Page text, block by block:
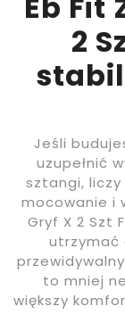
2
Jeśli
uzupełnić
sztangi,
mocowanie i
Gryf X 2 Szt
utrzymać
to mniej
większy